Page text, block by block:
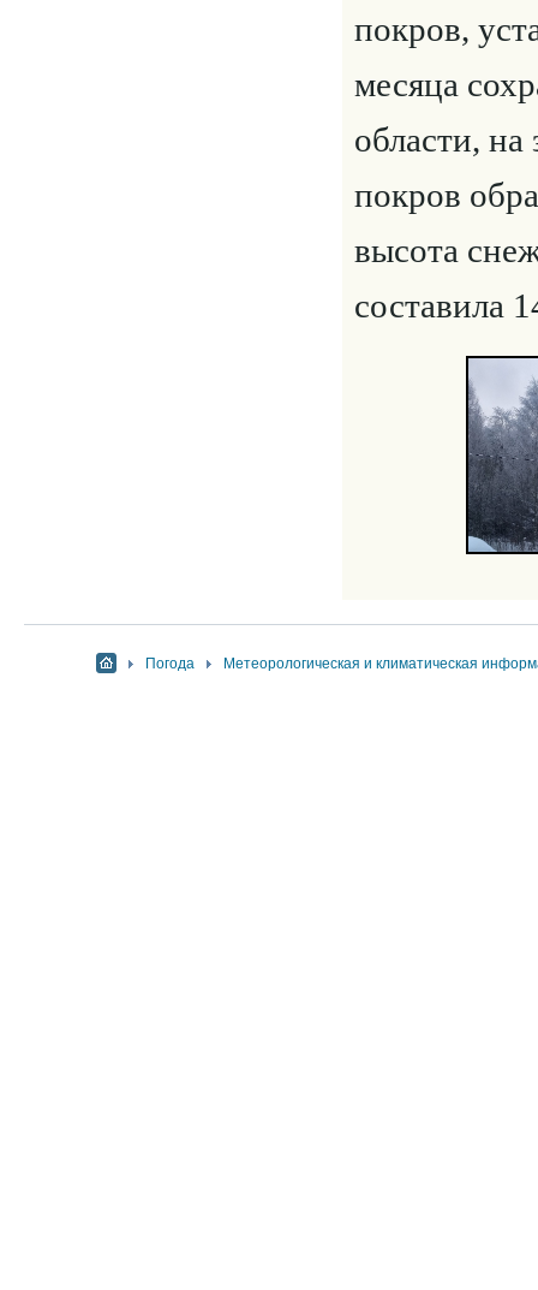
покров,
месяца
области,
покров
высота
составила
Погода Метеорологическая и климатическая